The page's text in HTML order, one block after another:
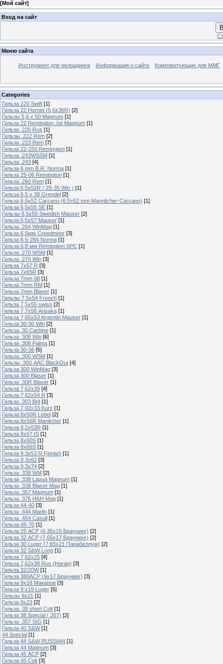
[Мой сайт]
Вход на сайт
Меню сайта
Инструмент для релоадинга Информация о сайте Комплектующие для ММГ
Categories
Гильза 220 Swift [1]
Гильза 22 Hornet (5,6х36R) [2]
Гильзы 5,6 х 50 Magnum [1]
Гильза 22 Remington Jet Magnum [1]
Гильза .220 Rus [1]
Гильзы .222 Rem [2]
Гильза .223 Rem [7]
Гильза 22-250 Remington [1]
Гильза .243WSSM [1]
Гильза .243 [4]
Гильза 6 mm B.R. Norma [1]
Гильза 25-06 Remington [1]
Гильза .260 Rem [1]
Гильза 6,5x52R ( 25-35 Win ) [1]
Гильза 6,5 х 39 Grendel [2]
Гильза 6,5х52 Carcano (6.5×52 mm Mannlicher-Carcano) [1]
Гильза 6,5х55 SE [1]
Гильзы 6,5х55 Swedish Mauser [2]
Гильза 6,5х57 Mauser [1]
Гильза .264 WinMag [1]
Гильза 6,5мм Creedmoor [3]
Гильза 6,5-284 Norma [1]
Гильза 6,8 мм Remington SPC [1]
Гильза .270 WSM [1]
Гильза .270 Win [3]
Гильза 7х57 R [3]
Гильза 7х65R [3]
Гильза 7mm 08 [1]
Гильза 7mm RM [1]
Гильза 7mm Blaser [1]
Гильзы 7,5x54 French [1]
Гильза 7,5x55 swiss [2]
Гильза 7,7х58 Arisaka [1]
Гильза 7,65x53 Argentin Mauser [1]
Гильза 30-30 Win [2]
Гильза .30 Carbine [1]
Гильза .308 Win [6]
Гильза .308 Palma [1]
Гильза 30-06 [5]
Гильза .300 WSM [1]
Гильзы .300 AAC BlackOut [4]
Гильза 300 WinMag [3]
Гильза 300 Blaser [1]
Гильза .30R Blaser [1]
Гильза 7,62х39 [4]
Гильза 7,62х54 R [3]
Гильза .303 Brit [1]
Гильза 7,92х33 Kurz [1]
Гильза 8x50R Lebel [2]
Гильза 8x56R Manlicher [1]
Гильза 8,2х53R [1]
Гильза 8х57 IS [1]
Гильза 8x60S [1]
Гильза 8х68S [1]
Гильза 9,3х53 R Finnish [1]
Гильза 9,3х62 [3]
Гильза 9,3х74 [2]
Гильза .338 WM [2]
Гильза .338 Lapua Magnum [1]
Гильза .338 Blaser Mag [1]
Гильза .357 Magnum [1]
Гильза .375 H&H Mag [1]
Гильза 44-40 [3]
Гильза .444 Marlin [1]
Гильза .454 Casull [1]
Гильза 45-70 [1]
Гильза 25 ACP (6,35х15 Браунинг) [2]
Гильза 32 ACP (7,65х17 Браунинг) [2]
Гильза 30 Luger (7,65х21 Парабеллум) [2]
Гильза 32 S&W Long [1]
Гильза 7,62х25 [4]
Гильза 7,62х38 Rus (Наган) [3]
Гильза 32/20W [1]
Гильза 380ACP (9х17 Браунинг) [3]
Гильза 9х18 Макаров [3]
Гильза 9 х19 Luger [5]
Гильзы 9х21 [1]
Гильза 9х23 [2]
Гильза .38 short Colt [1]
Гильза 38 Special (.357) [2]
Гильза .357 SIG [1]
Гильза 40 S&W [1]
44 Special [1]
Гильза 44 S&W RUSSIAN [1]
Гильза 44 Magnum [3]
Гильза 45 ACP [2]
Гильза 45 Colt [3]